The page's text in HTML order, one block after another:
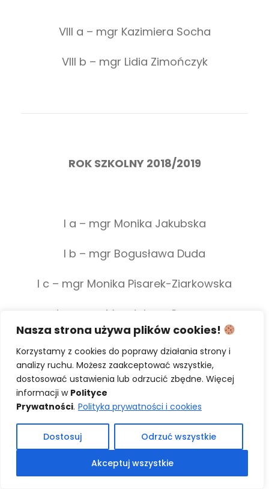
Nasza strona używa plików cookies!
Korzystamy z cookies do poprawy działania strony i
analizy ruchu. Możesz zaakceptować wszystkie,
dostosować ustawienia lub odrzucić zbędne. Więcej
informacji w Polityce
Prywatności. Polityka prywatności i cookies
Dostosuj Odrzuć wszystkie
Akceptuj wszystkie
VIII a – mgr Kazimiera Socha
VIII b – mgr Lidia Zimończyk
ROK SZKOLNY 2018/2019
I a – mgr Monika Jakubska
I b – mgr Bogusława Duda
I c – mgr Monika Pisarek-Ziarkowska
I s – mgr Magdalena Gawron
II a – mgr Katarzyna Smoleńska
II b – mgr Justyna Gawlik
II c – mgr Joanna Bazgier
II s – mgr Sylwia Owczorz